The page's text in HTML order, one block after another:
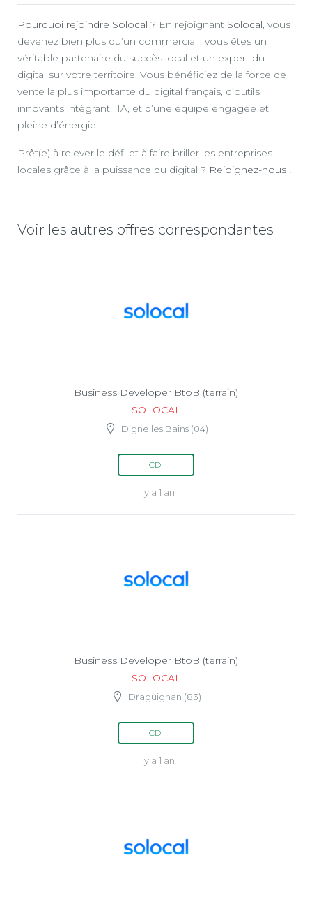
Pourquoi rejoindre Solocal ? En rejoignant Solocal, vous
devenez bien plus qu’un commercial : vous êtes un
véritable partenaire du succès local et un expert du
digital sur votre territoire. Vous bénéficiez de la force de
vente la plus importante du digital français, d’outils
innovants intégrant l’IA, et d’une équipe engagée et
pleine d’énergie.
Prêt(e) à relever le défi et à faire briller les entreprises
locales grâce à la puissance du digital ? Rejoignez-nous !
Voir les autres offres correspondantes
Business Developer BtoB (terrain)
SOLOCAL
Digne les Bains (04)
CDI
il y a 1 an
Business Developer BtoB (terrain)
SOLOCAL
Draguignan (83)
CDI
il y a 1 an